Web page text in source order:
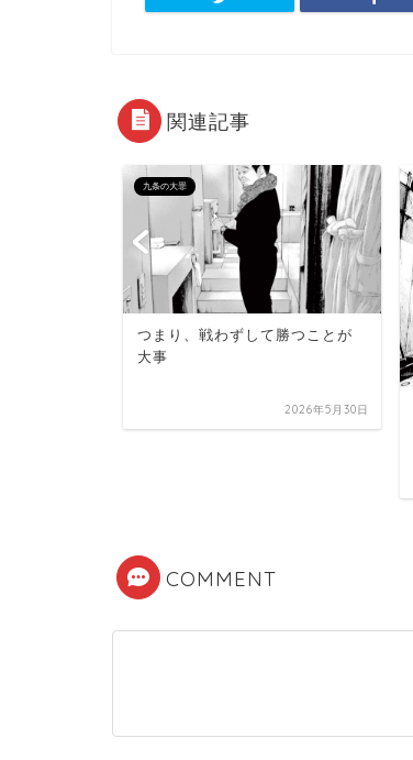
関連記事
九条の大罪
つまり、戦わずして勝つことが
大事
2026年5月30日
COMMENT